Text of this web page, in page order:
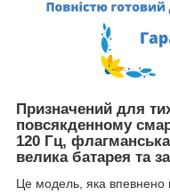
Призначений для
повсякденному
120 Гц,
велика батарея та
Це модель, яка впевнено